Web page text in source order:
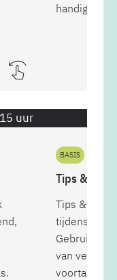
handige
uur
BASIS
Tips &
Tips &
tijdens de
van velen.
voortaan